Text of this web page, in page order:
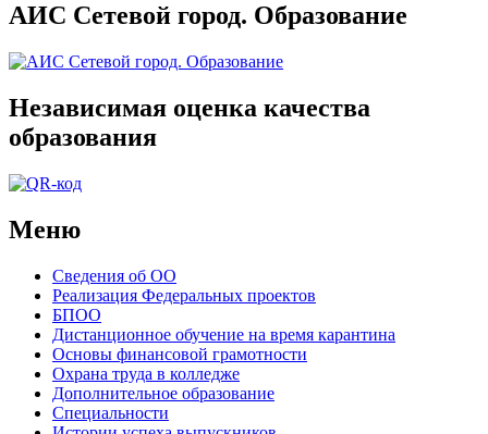
АИС Сетевой город. Образование
Независимая оценка качества
образования
Меню
Сведения об ОО
Реализация Федеральных проектов
БПОО
Дистанционное обучение на время карантина
Основы финансовой грамотности
Охрана труда в колледже
Дополнительное образование
Специальности